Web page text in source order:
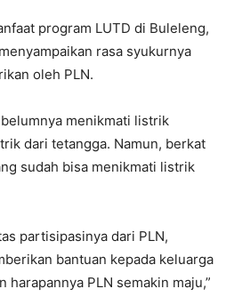
program LUTD di Buleleng,
rasa syukurnya
oleh PLN.
menikmati listrik
dari tetangga. Namun, berkat
sudah bisa menikmati listrik
partisipasinya dari PLN,
bantuan kepada keluarga
harapannya PLN semakin maju,”